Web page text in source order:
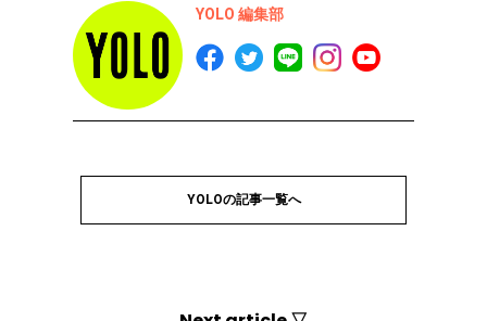
YOLO 編集部
YOLOの記事一覧へ